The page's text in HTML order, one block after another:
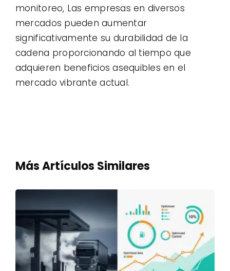
monitoreo, Las empresas en diversos
mercados pueden aumentar
significativamente su durabilidad de la
cadena proporcionando al tiempo que
adquieren beneficios asequibles en el
mercado vibrante actual.
Más Artículos Similares